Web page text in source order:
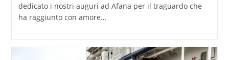
dedicato i nostri auguri ad Afana per il traguardo che
ha raggiunto con amore…